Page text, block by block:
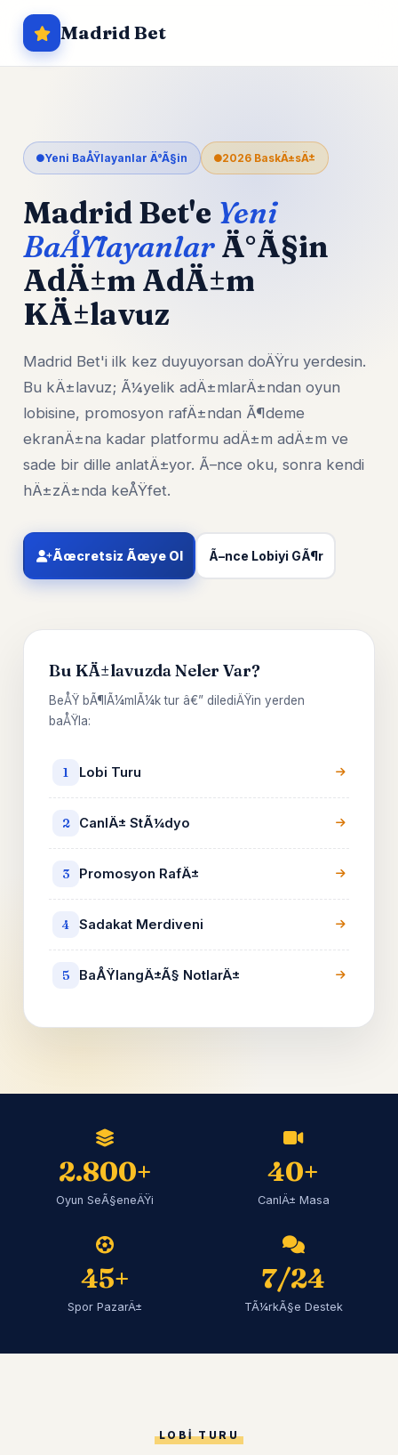
Madrid Bet
Yeni BaÅŸlayanlar Ä°Ã§in 2026 BaskÄ±sÄ±
Madrid Bet'e Yeni
BaÅŸlayanlarÄ°Ã§in
AdÄ±m AdÄ±m
KÄ±lavuz
Madrid Bet'i ilk kez duyuyorsan doÄŸru yerdesin.
Bu kÄ±lavuz; Ã¼yelik adÄ±mlarÄ±ndan oyun
lobisine, promosyon rafÄ±ndan Ã¶deme
ekranÄ±na kadar platformu adÄ±m adÄ±m ve
sade bir dille anlatÄ±yor. Ã–nce oku, sonra kendi
hÄ±zÄ±nda keÅŸfet.
Ãœcretsiz Ãœye Ol Ã–nce Lobiyi GÃ¶r
Bu KÄ±lavuzda Neler Var?
BeÅŸ bÃ¶lÃ¼mlÃ¼k tur â€” dilediÄŸin yerden
baÅŸla:
1 Lobi Turu
2 CanlÄ± StÃ¼dyo
3 Promosyon RafÄ±
4 Sadakat Merdiveni
5 BaÅŸlangÄ±Ã§ NotlarÄ±
2.800+
Oyun SeÃ§eneÄŸi
40+
CanlÄ± Masa
45+
Spor PazarÄ±
7/24
TÃ¼rkÃ§e Destek
LOBI TURU